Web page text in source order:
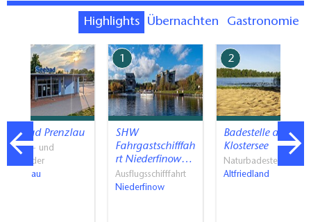
Highlights Übernachten Gastronomie
Seebad Prenzlau
Strand- und
Freibäder
Prenzlau
1
SHW
Fahrgastschifffah
rt Niederfinow…
Ausflugsschifffahrt
Niederfinow
2
Badestelle am
Klostersee
Naturbadestellen
Altfriedland